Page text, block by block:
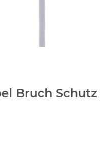
Bruch Schutz